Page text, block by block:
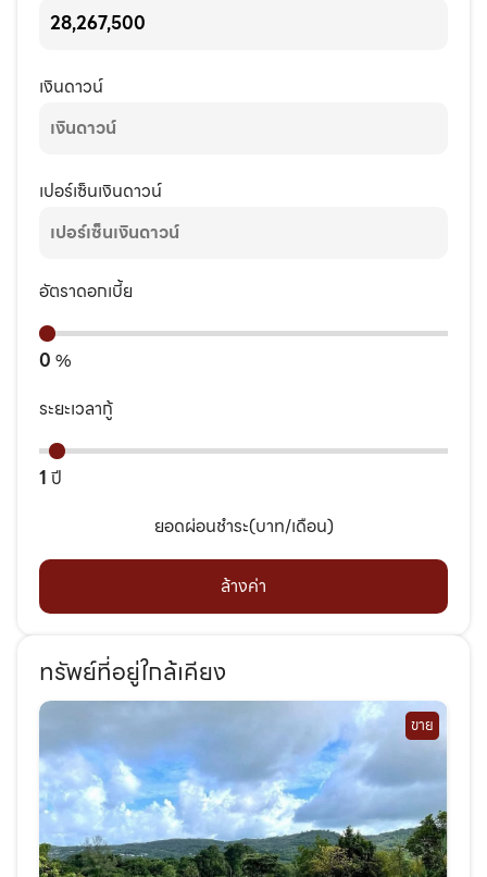
เงินดาวน์
เปอร์เซ็นเงินดาวน์
อัตราดอกเบี้ย
0 %
ระยะเวลากู้
1 ปี
ยอดผ่อนชำระ(บาท/เดือน)
ล้างค่า
ทรัพย์ที่อยู่ใกล้เคียง
ขาย